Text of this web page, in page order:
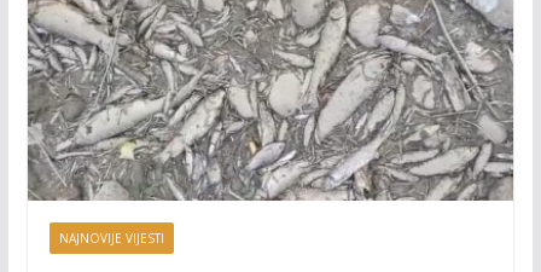
NAJNOVIJE VIJESTI